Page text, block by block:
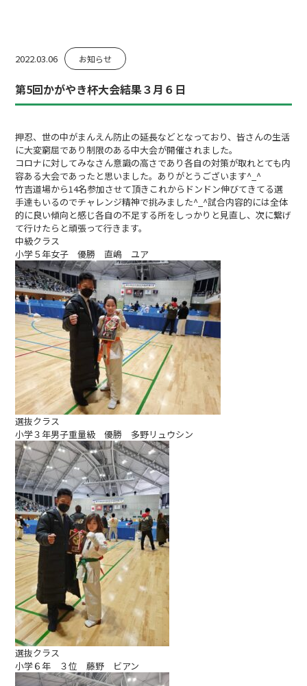
2022.03.06 お知らせ
第5回かがやき杯大会結果３月６日
押忍、世の中がまんえん防止の延長などとなっており、皆さんの生活
に大変窮屈であり制限のある中大会が開催されました。
コロナに対してみなさん意識の高さであり各自の対策が取れとても内
容ある大会であったと思いました。ありがとうございます^_^
竹吉道場から14名参加させて頂きこれからドンドン伸びてきてる選
手達もいるのでチャレンジ精神で挑みました^_^試合内容的には全体
的に良い傾向と感じ各自の不足する所をしっかりと見直し、次に繋げ
て行けたらと頑張って行きます。
中級クラス
小学５年女子 優勝 直嶋 ユア
選抜クラス
小学３年男子重量級 優勝 多野リュウシン
選抜クラス
小学６年 ３位 藤野 ビアン